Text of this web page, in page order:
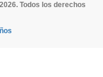
Todos los derechos